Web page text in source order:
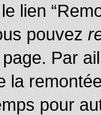
lien
pouvez
Par
la
pour